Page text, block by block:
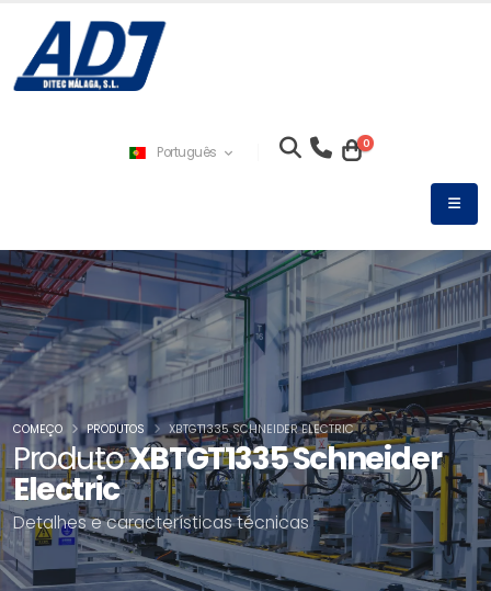
Português 0
ProdutoXBTGT1335 Schneider
Electric
Detalhes e características técnicas
COMEÇO PRODUTOS XBTGT1335 SCHNEIDER ELECTRIC